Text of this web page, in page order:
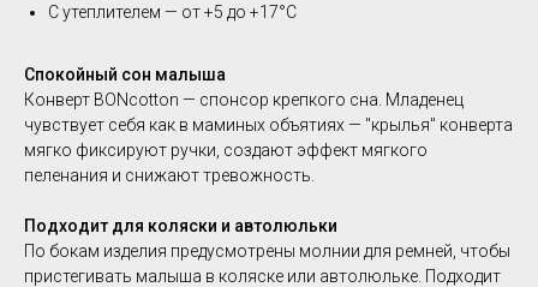
С утеплителем — от +5 до +17°C
Спокойный сон малыша
Конверт BONcotton — спонсор крепкого сна. Младенец
чувствует себя как в маминых объятиях — "крылья" конверта
мягко фиксируют ручки, создают эффект мягкого
пеленания и снижают тревожность.
Подходит для коляски и автолюльки
По бокам изделия предусмотрены молнии для ремней, чтобы
пристегивать малыша в коляске или автолюльке. Подходит